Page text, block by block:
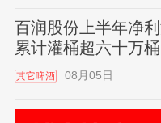
百润股份上半年净
累计灌桶超六十万桶
其它啤酒 08月05日